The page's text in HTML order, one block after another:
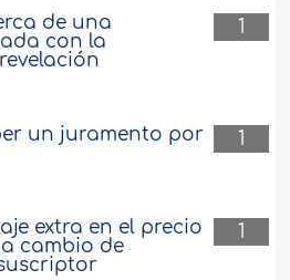
1
de una
con la
1
un juramento por
1
extra en el precio
cambio de